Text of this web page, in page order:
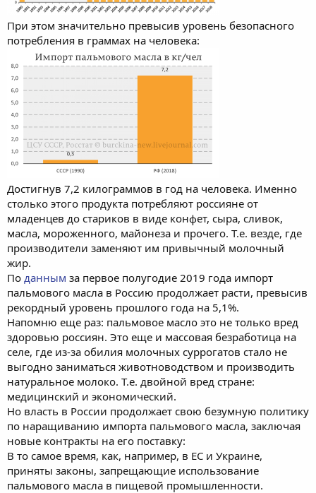
При этом значительно превысив уровень безопасного
потребления в граммах на человека:
Достигнув 7,2 килограммов в год на человека. Именно
столько этого продукта потребляют россияне от
младенцев до стариков в виде конфет, сыра, сливок,
масла, мороженного, майонеза и прочего. Т.е. везде, где
производители заменяют им привычный молочный
жир.
По данным за первое полугодие 2019 года импорт
пальмового масла в Россию продолжает расти, превысив
рекордный уровень прошлого года на 5,1%.
Напомню еще раз: пальмовое масло это не только вред
здоровью россиян. Это еще и массовая безработица на
селе, где из-за обилия молочных суррогатов стало не
выгодно заниматься животноводством и производить
натуральное молоко. Т.е. двойной вред стране:
медицинский и экономический.
Но власть в России продолжает свою безумную политику
по наращиванию импорта пальмового масла, заключая
новые контракты на его поставку:
В то самое время, как, например, в ЕС и Украине,
приняты законы, запрещающие использование
пальмового масла в пищевой промышленности.